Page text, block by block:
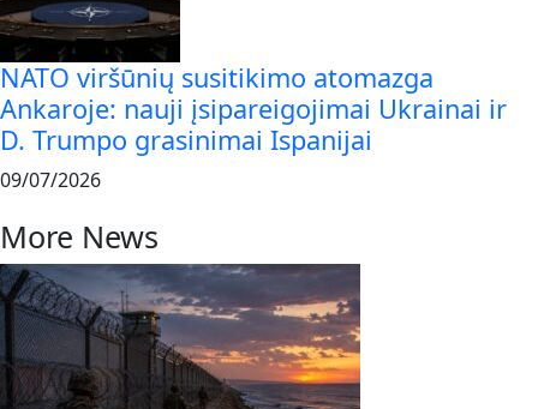
NATO viršūnių susitikimo atomazga
Ankaroje: nauji įsipareigojimai Ukrainai ir
D. Trumpo grasinimai Ispanijai
09/07/2026
More News